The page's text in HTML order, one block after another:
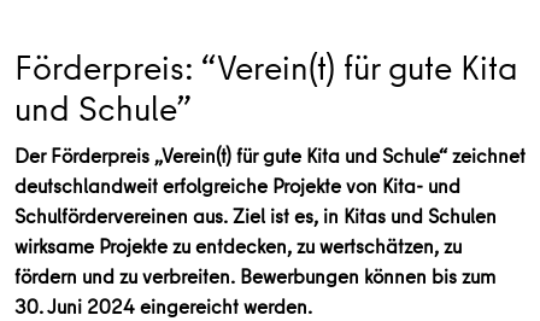
Förderpreis: “Verein(t) für gute Kita
und Schule”
Der Förderpreis „Verein(t) für gute Kita und Schule“ zeichnet
deutschlandweit erfolgreiche Projekte von Kita- und
Schulfördervereinen aus. Ziel ist es, in Kitas und Schulen
wirksame Projekte zu entdecken, zu wertschätzen, zu
fördern und zu verbreiten. Bewerbungen können bis zum
30. Juni 2024 eingereicht werden.